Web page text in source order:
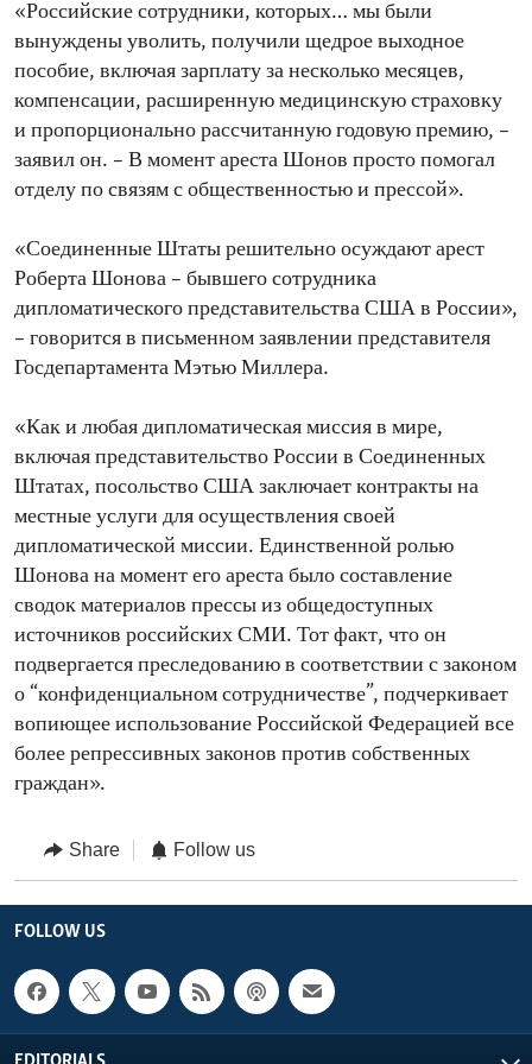
«Российские сотрудники, которых… мы были
вынуждены уволить, получили щедрое выходное
пособие, включая зарплату за несколько месяцев,
компенсации, расширенную медицинскую страховку
и пропорционально рассчитанную годовую премию, –
заявил он. – В момент ареста Шонов просто помогал
отделу по связям с общественностью и прессой».
«Соединенные Штаты решительно осуждают арест
Роберта Шонова – бывшего сотрудника
дипломатического представительства США в России»,
– говорится в письменном заявлении представителя
Госдепартамента Мэтью Миллера.
«Как и любая дипломатическая миссия в мире,
включая представительство России в Соединенных
Штатах, посольство США заключает контракты на
местные услуги для осуществления своей
дипломатической миссии. Единственной ролью
Шонова на момент его ареста было составление
сводок материалов прессы из общедоступных
источников российских СМИ. Тот факт, что он
подвергается преследованию в соответствии с законом
о “конфиденциальном сотрудничестве”, подчеркивает
вопиющее использование Российской Федерацией все
более репрессивных законов против собственных
граждан».
Share Follow us
FOLLOW US